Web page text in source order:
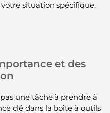
situation spécifique.
et des
une tâche à prendre à
clé dans la boîte à outils